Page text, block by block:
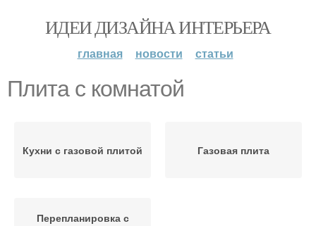
ИДЕИ ДИЗАЙНА ИНТЕРЬЕРА
главная новости статьи
Плита с комнатой
Кухни с газовой плитой Газовая плита
Перепланировка с